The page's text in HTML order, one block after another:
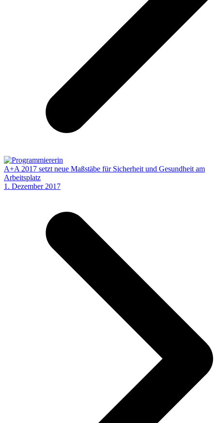
A+A 2017 setzt neue Maßstäbe für Sicherheit und Gesundheit am
Arbeitsplatz
1. Dezember 2017